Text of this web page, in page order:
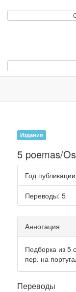
Издания
5 poemas/
Год публикации
Переводы: 5
Аннотация
Подборка из 5
пер. на
Переводы